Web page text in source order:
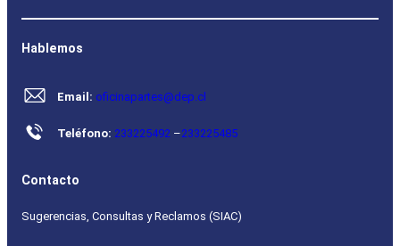
Hablemos
Email: oficinapartes@dep.cl
Teléfono: 233225492 –233225485
Contacto
Sugerencias, Consultas y Reclamos (SIAC)